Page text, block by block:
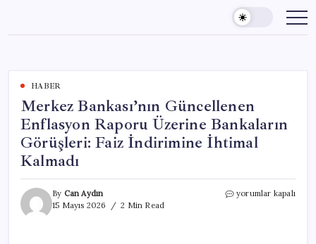
content
HABER
Merkez Bankası’nın Güncellenen
Enflasyon Raporu Üzerine Bankaların
Görüşleri: Faiz İndirimine İhtimal
Kalmadı
By Can Aydın
15 Mayıs 2026
2 Min Read
Merkez
yorumlar kapalı